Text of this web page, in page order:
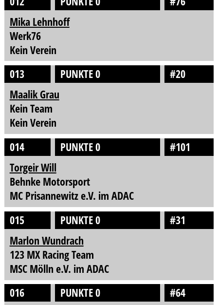
Mika Lehnhoff
Werk76
Kein Verein
013
PUNKTE 0
#20
Maalik Grau
Kein Team
Kein Verein
014
PUNKTE 0
#101
Torgeir Will
Behnke Motorsport
MC Prisannewitz e.V. im ADAC
015
PUNKTE 0
#31
Marlon Wundrach
123 MX Racing Team
MSC Mölln e.V. im ADAC
016
PUNKTE 0
#64